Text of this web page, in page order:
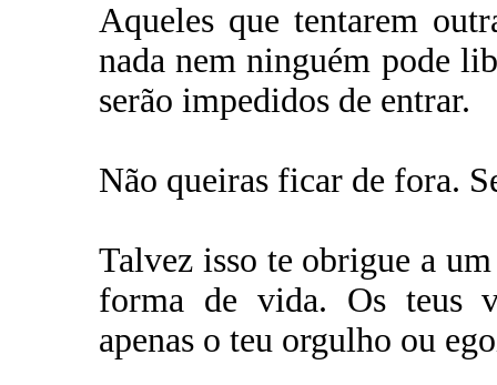
Aqueles que tentarem
nada nem ninguém pode
serão impedidos de entrar.
Não queiras ficar de fora.
Talvez isso te obrigue a
forma de vida. Os teus
apenas o teu orgulho ou